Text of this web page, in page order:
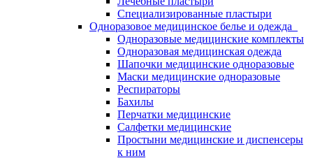
Специализированные пластыри
Одноразовое медицинское белье и одежда
Одноразовые медицинские комплекты
Одноразовая медицинская одежда
Шапочки медицинские одноразовые
Маски медицинские одноразовые
Респираторы
Бахилы
Перчатки медицинские
Салфетки медицинские
Простыни медицинские и диспенсеры
к ним